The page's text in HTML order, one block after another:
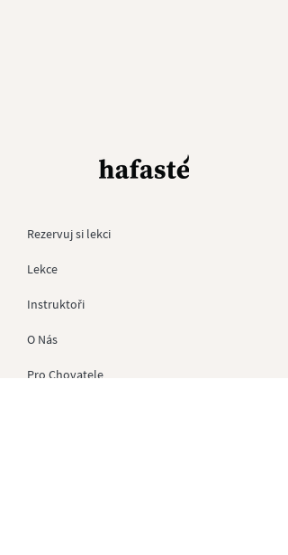
Rezervuj si lekci
Lekce
Instruktoři
O Nás
Pro Chovatele